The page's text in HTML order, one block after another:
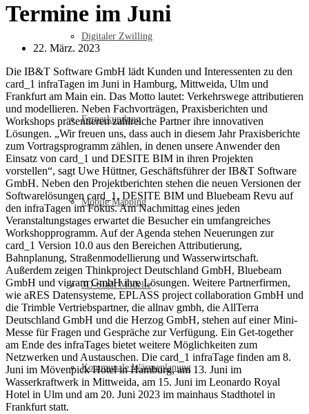
Digitaler Zwilling
Fernerkundung
Mobile Mapping
3D-Stadt Modelle
Kommunale Wärmeplanung
Termine im Juni
22. März. 2023
Die IB&T Software GmbH lädt Kunden und Interessenten zu den
card_1 infraTagen im Juni in Hamburg, Mittweida, Ulm und
Frankfurt am Main ein. Das Motto lautet: Verkehrswege attributieren
und modellieren. Neben Fachvorträgen, Praxisberichten und
Workshops präsentieren zahlreiche Partner ihre innovativen
Lösungen. „Wir freuen uns, dass auch in diesem Jahr Praxisberichte
zum Vortragsprogramm zählen, in denen unsere Anwender den
Einsatz von card_1 und DESITE BIM in ihren Projekten
vorstellen“, sagt Uwe Hüttner, Geschäftsführer der IB&T Software
GmbH. Neben den Projektberichten stehen die neuen Versionen der
Softwarelösungen card_1, DESITE BIM und Bluebeam Revu auf
den infraTagen im Fokus. Am Nachmittag eines jeden
Veranstaltungstages erwartet die Besucher ein umfangreiches
Workshopprogramm. Auf der Agenda stehen Neuerungen zur
card_1 Version 10.0 aus den Bereichen Attributierung,
Bahnplanung, Straßenmodellierung und Wasserwirtschaft.
Außerdem zeigen Thinkproject Deutschland GmbH, Bluebeam
GmbH und vigram GmbH ihre Lösungen. Weitere Partnerfirmen,
wie aRES Datensysteme, EPLASS project collaboration GmbH und
die Trimble Vertriebspartner, die allnav gmbh, die AllTerra
Deutschland GmbH und die Herzog GmbH, stehen auf einer Mini-
Messe für Fragen und Gespräche zur Verfügung. Ein Get-together
am Ende des infraTages bietet weitere Möglichkeiten zum
Netzwerken und Austauschen. Die card_1 infraTage finden am 8.
Juni im Mövenpick Hotel in Hamburg, am 13. Juni im
Wasserkraftwerk in Mittweida, am 15. Juni im Leonardo Royal
Hotel in Ulm und am 20. Juni 2023 im mainhaus Stadthotel in
Frankfurt statt.